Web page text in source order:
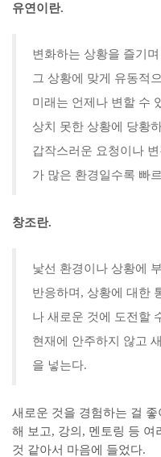
유연이란.
변화하는 상황을 즐기
그 상황에 맞게 유동적
미래는 언제나 변할 수
상치 못한 상황에 당황
갑작스러운 요청이나
가 많은 환경일수록 빠
창조란.
낯선 환경이나 상황에
반응하며, 상황에 대한
나 새로운 것에 도전할
현재에 안주하지 않고
을 넣는다.
새로운 것을 경험하는 걸
해 보고, 강의, 멘토링 등 여
것 같아서 마음에 들었다.